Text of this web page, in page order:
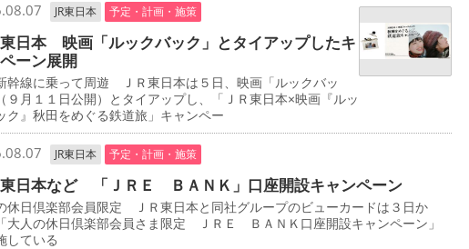
JR東日本 予定・計画・施策
東日本 映画「ルックバック」とタイアップしたキ
ーン展開
幹線に乗って周遊 ＪＲ東日本は５日、映画「ルックバッ
９月１１日公開）とタイアップし、「ＪＲ東日本×映画『ルッ
ク』秋田をめぐる鉄道旅」キャンペー
JR東日本 予定・計画・施策
東日本など 「ＪＲＥ ＢＡＮＫ」口座開設キャンペーン
休日倶楽部会員限定 ＪＲ東日本と同社グループのビューカードは３日か
大人の休日倶楽部会員さま限定 ＪＲＥ ＢＡＮＫ口座開設キャンペーン」
している